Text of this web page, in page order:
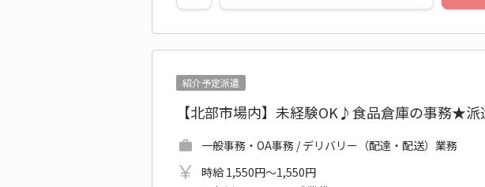
紹介予定派遣
【北部市場内】未経験OK♪食品倉庫の事務★
一般事務・OA事務 / デリバリー（配達・配送）業務
時給 1,550円～1,550円